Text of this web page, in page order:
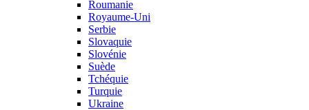
Roumanie
Royaume-Uni
Serbie
Slovaquie
Slovénie
Suède
Tchéquie
Turquie
Ukraine